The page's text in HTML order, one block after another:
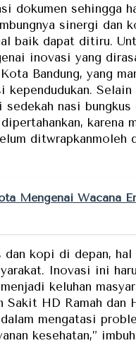
dokumen sehingga
sinergi dan
baik dapat ditiru.
inovasi yang
Bandung, yang
kependudukan.
nasi bungkus
karena
ditwrapkanmoleh
Mengenai Wacana
dan kopi di depan, hal
Inovasi ini
keluhan
Sakit HD Ramah dan
mengatasi
kesehatan,”